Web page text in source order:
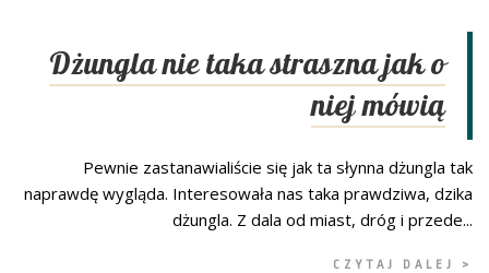
Dżungla nie taka straszna jak o
niej mówią
Pewnie zastanawialiście się jak ta słynna dżungla tak
naprawdę wygląda. Interesowała nas taka prawdziwa, dzika
dżungla. Z dala od miast, dróg i przede...
CZYTAJ DALEJ >